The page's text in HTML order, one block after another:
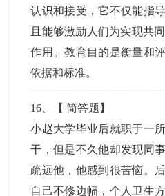
认识和接受，它不仅能指
且能够激励人们为实现共
作用。教育目的是衡量和
依据和标准。
16 、【简答题 】
小赵大学毕业后就职于一
干，但是不久他却发现同
疏远他，他感到很苦恼。
自己不修边幅，个人卫生